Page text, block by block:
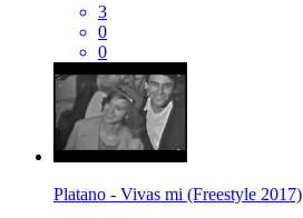
3
0
0
Platano - Vivas mi (Freestyle 2017)